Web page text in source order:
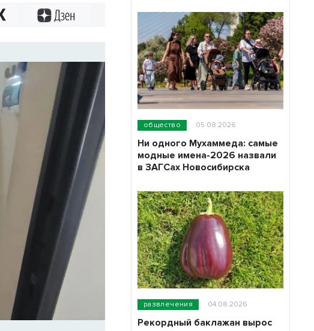
общество 05.08.2026
Ни одного Мухаммеда: самые
модные имена-2026 назвали
в ЗАГСах Новосибирска
развлечения 04.08.2026
Рекордный баклажан вырос